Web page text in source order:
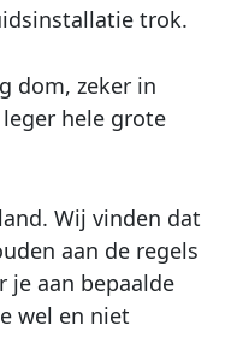
trok.
dom, zeker in
hele grote
Wij vinden dat
aan de regels
je aan bepaalde
wel en niet